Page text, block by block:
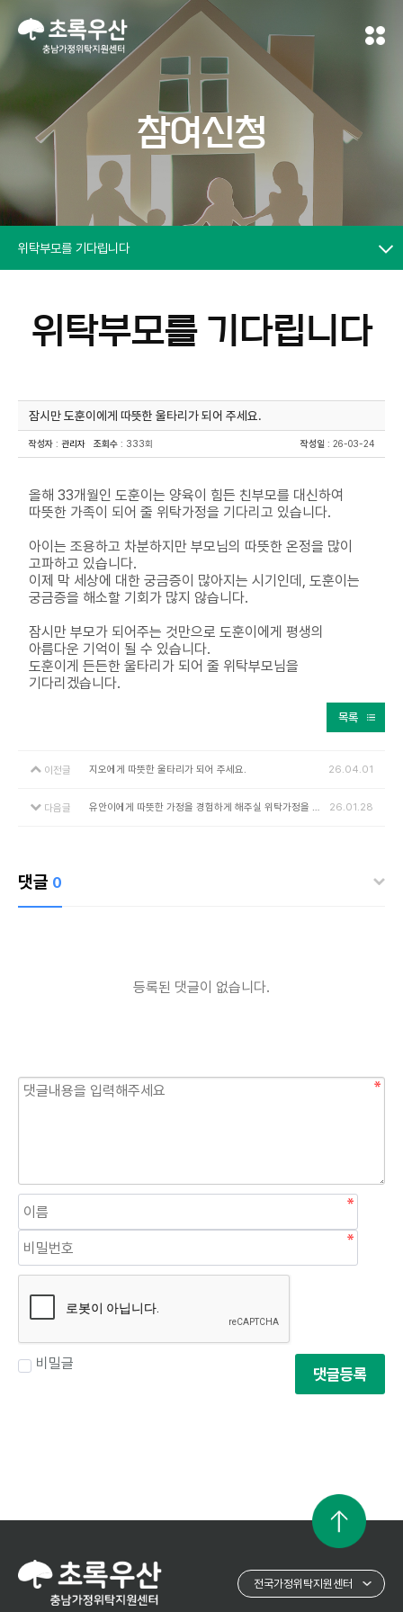
참여신청
위탁부모를 기다립니다
위탁부모를 기다립니다
잠시만 도훈이에게 따뜻한 울타리가 되어 주세요.
작성자 : 관리자 조회수 : 333회 작성일 : 26-03-24
올해 33개월인 도훈이는 양육이 힘든 친부모를 대신하여
따뜻한 가족이 되어 줄 위탁가정을 기다리고 있습니다.
아이는 조용하고 차분하지만 부모님의 따뜻한 온정을 많이
고파하고 있습니다.
이제 막 세상에 대한 궁금증이 많아지는 시기인데, 도훈이는
궁금증을 해소할 기회가 많지 않습니다.
잠시만 부모가 되어주는 것만으로 도훈이에게 평생의
아름다운 기억이 될 수 있습니다.
도훈이게 든든한 울타리가 되어 줄 위탁부모님을
기다리겠습니다.
목록
이전글 지오에게 따뜻한 울타리가 되어 주세요. 26.04.01
다음글 유안이에게 따뜻한 가정을 경험하게 해주실 위탁가정을 기다립니다. 26.01.28
댓글 0
등록된 댓글이 없습니다.
비밀글
댓글등록